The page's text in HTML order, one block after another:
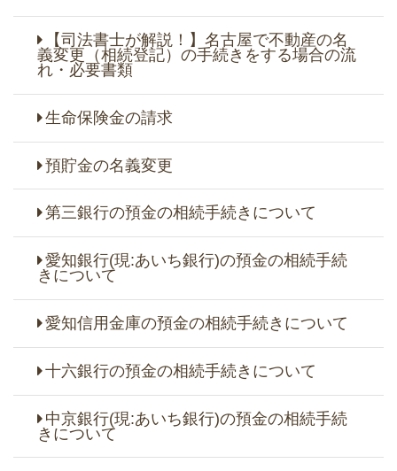
【司法書士が解説！】名古屋で不動産の名
義変更（相続登記）の手続きをする場合の流
れ・必要書類
生命保険金の請求
預貯金の名義変更
第三銀行の預金の相続手続きについて
愛知銀行(現:あいち銀行)の預金の相続手続
きについて
愛知信用金庫の預金の相続手続きについて
十六銀行の預金の相続手続きについて
中京銀行(現:あいち銀行)の預金の相続手続
きについて